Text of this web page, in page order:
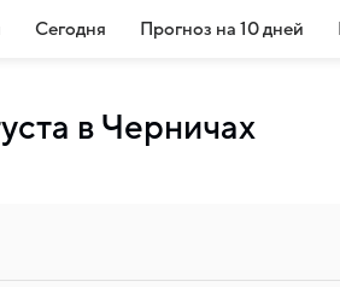
Сегодня Прогноз на 10 дней
в Черничах